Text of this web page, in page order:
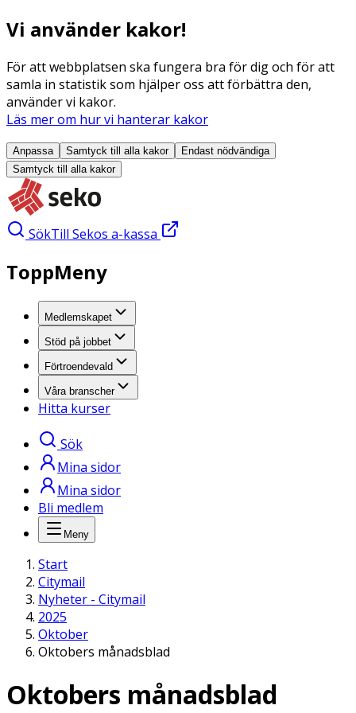
Vi använder kakor!
För att webbplatsen ska fungera bra för dig och för att
samla in statistik som hjälper oss att förbättra den,
använder vi kakor.
Läs mer om hur vi hanterar kakor
Anpassa Samtyck till alla kakor
Endast nödvändiga
Samtyck till alla kakor
SökTill Sekos a-kassa
ToppMeny
Medlemskapet
Stöd på jobbet
Förtroendevald
Våra branscher
Hitta kurser
Sök
Mina sidor
Mina sidor
Bli medlem
Meny
Start
Citymail
Nyheter - Citymail
2025
Oktober
Oktobers månadsblad
Oktobers månadsblad